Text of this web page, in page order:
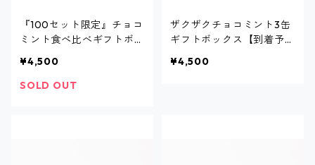
『100セット限定』チョコ
ミント食べ比べギフトボッ
¥4,500
SOLD OUT
ザクザクチョコミント3缶
ギフトボックス【到着予定
け】
¥4,500